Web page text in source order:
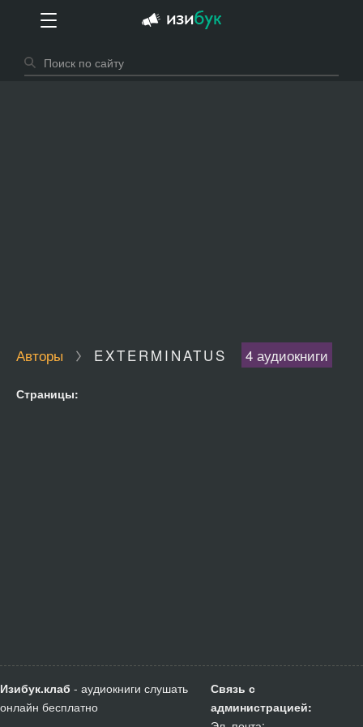
Авторы EXTERMINATUS 4 аудиокниги
Страницы:
Изибук.клаб - аудиокниги слушать
онлайн бесплатно
Связь с
администрацией: